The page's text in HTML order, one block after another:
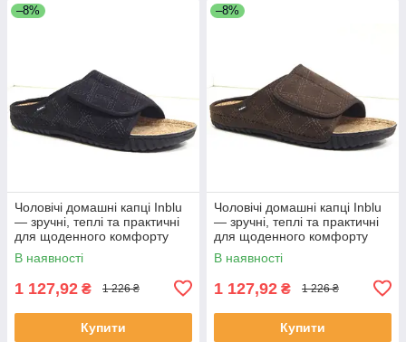
–8%
Чоловічі домашні капці Inblu
— зручні, теплі та практичні
для щоденного комфорту
колір Чорний
В наявності
1 127,92 ₴ 1 226 ₴
Купити
–8%
Чоловічі домашні капці Inblu
— зручні, теплі та практичні
для щоденного комфорту
колір Коричневий
В наявності
1 127,92 ₴ 1 226 ₴
Купити